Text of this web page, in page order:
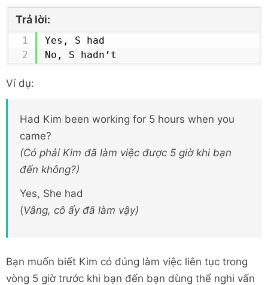
Trả lời:
Yes, S had
No, S hadn’t
Ví dụ:
Had Kim been working for 5 hours when you
came?
(Có phải Kim đã làm việc được 5 giờ khi bạn
đến không?)
Yes, She had
(Vâng, cô ấy đã làm vậy)
Bạn muốn biết Kim có đúng làm việc liên tục trong
vòng 5 giờ trước khi bạn đến bạn dùng thể nghi vấn